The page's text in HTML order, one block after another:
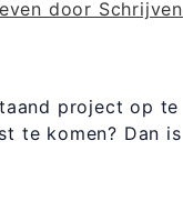
door Schrijven
project op te
te komen? Dan is